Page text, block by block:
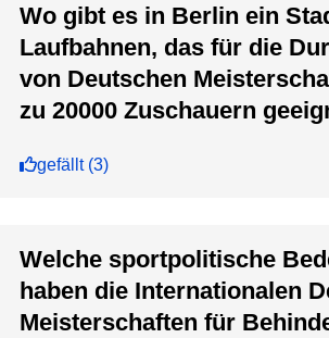
Wo gibt es in Berlin ein
Laufbahnen, das für die
von Deutschen
zu 20000 Zuschauern
gefällt(3)
Welche sportpolitische
haben die Internationalen
Meisterschaften für